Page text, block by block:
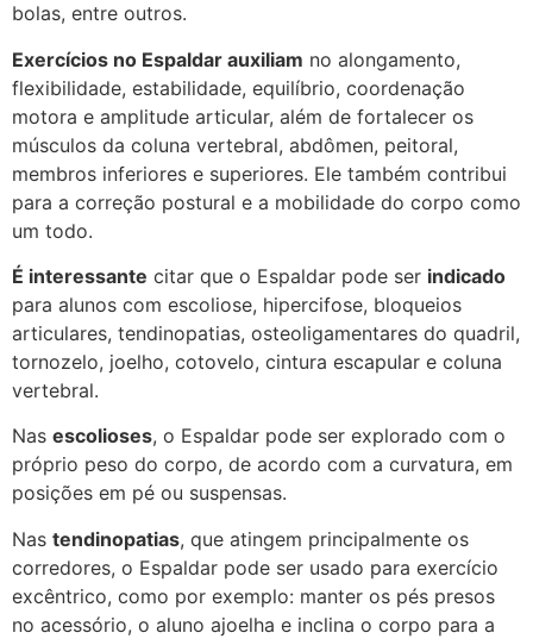
bolas, entre outros.
Exercícios no Espaldar auxiliam no alongamento,
flexibilidade, estabilidade, equilíbrio, coordenação
motora e amplitude articular, além de fortalecer os
músculos da coluna vertebral, abdômen, peitoral,
membros inferiores e superiores. Ele também contribui
para a correção postural e a mobilidade do corpo como
um todo.
É interessante citar que o Espaldar pode ser indicado
para alunos com escoliose, hipercifose, bloqueios
articulares, tendinopatias, osteoligamentares do quadril,
tornozelo, joelho, cotovelo, cintura escapular e coluna
vertebral.
Nas escolioses, o Espaldar pode ser explorado com o
próprio peso do corpo, de acordo com a curvatura, em
posições em pé ou suspensas.
Nas tendinopatias, que atingem principalmente os
corredores, o Espaldar pode ser usado para exercício
excêntrico, como por exemplo: manter os pés presos
no acessório, o aluno ajoelha e inclina o corpo para a